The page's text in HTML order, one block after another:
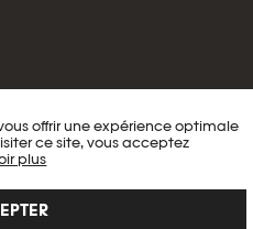
offrir une expérience optimale
ce site, vous acceptez
plus